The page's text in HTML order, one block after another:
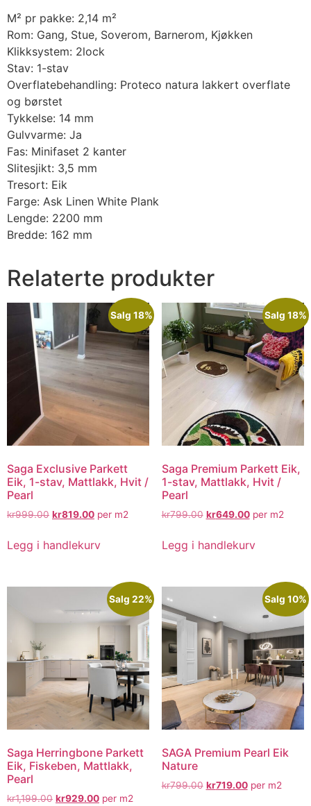
M² pr pakke: 2,14 m²
Rom: Gang, Stue, Soverom, Barnerom, Kjøkken
Klikksystem: 2lock
Stav: 1-stav
Overflatebehandling: Proteco natura lakkert overflate
og børstet
Tykkelse: 14 mm
Gulvvarme: Ja
Fas: Minifaset 2 kanter
Slitesjikt: 3,5 mm
Tresort: Eik
Farge: Ask Linen White Plank
Lengde: 2200 mm
Bredde: 162 mm
Relaterte produkter
Salg 18%
Saga Exclusive Parkett
Eik, 1-stav, Mattlakk, Hvit /
Pearl
kr999.00 kr819.00 per m2
Legg i handlekurv
Salg 18%
Saga Premium Parkett Eik,
1-stav, Mattlakk, Hvit /
Pearl
kr799.00 kr649.00per m2
Legg i handlekurv
Salg 22%
Saga Herringbone Parkett
Eik, Fiskeben, Mattlakk,
Pearl
kr1,199.00 kr929.00 per m2
Salg 10%
SAGA Premium Pearl Eik
Nature
kr799.00 kr719.00per m2